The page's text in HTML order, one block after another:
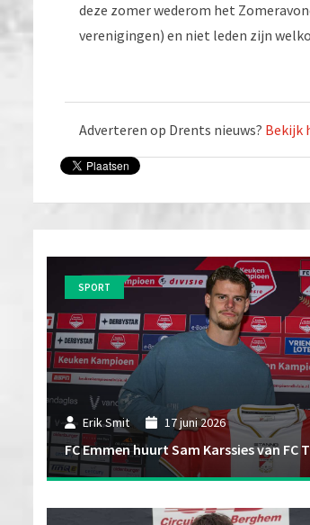
deze zomer wederom het
verenigingen) en niet leden zijn
Adverteren op Drents nieuws? Bekijk
Erik Smit 17 juni 2026
FC Emmen huurt Sam Karssies van FC
SPORT